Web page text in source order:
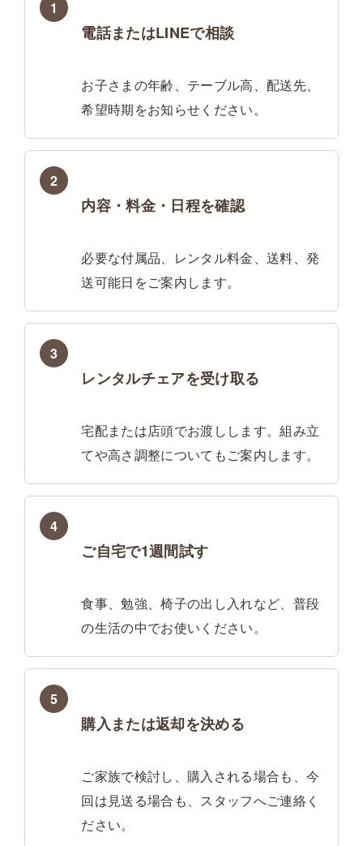
1
電話またはLINEで相談
お子さまの年齢、テーブル高、配送先、
希望時期をお知らせください。
2
内容・料金・日程を確認
必要な付属品、レンタル料金、送料、発
送可能日をご案内します。
3
レンタルチェアを受け取る
宅配または店頭でお渡しします。組み立
てや高さ調整についてもご案内します。
4
ご自宅で1週間試す
食事、勉強、椅子の出し入れなど、普段
の生活の中でお使いください。
5
購入または返却を決める
ご家族で検討し、購入される場合も、今
回は見送る場合も、スタッフへご連絡く
ださい。